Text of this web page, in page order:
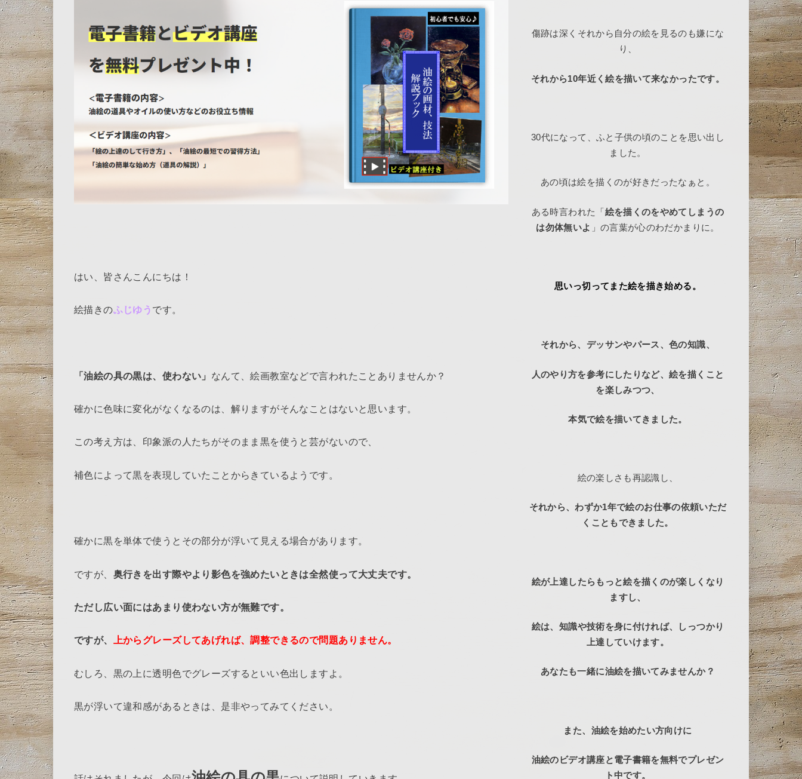
はい、皆さんこんにちは！
絵描きのふじゆう です。
「油絵の具の黒は、使わない」 なんて、絵画教室などで言われたことありませんか？
確かに色味に変化がなくなるのは、解りますがそんなことはないと思います。
この考え方は、印象派の人たちがそのまま黒を使うと芸がないので、
補色によって黒を表現していたことからきているようです。
確かに黒を単体で使うとその部分が浮いて見える場合があります。
ですが、 奥行きを出す際やより影色を強めたいときは全然使って大丈夫です。
ただし広い面にはあまり使わない方が無難です。
ですが、 上からグレーズしてあげれば、調整できるので問題ありません。
むしろ、黒の上に透明色でグレーズするといい色出しますよ。
黒が浮いて違和感があるときは、是非やってみてください。
傷跡は深くそれから自分の絵を見るのも嫌にな
り、
それから10年近く絵を描いて来なかったです。
30代になって、ふと子供の頃のことを思い出し
ました。
あの頃は絵を描くのが好きだったなぁと。
ある時言われた「絵を描くのをやめてしまうの
は勿体無いよ 」の言葉が心のわだかまりに。
思いっ切ってまた絵を描き始める。
それから、デッサンやパース、色の知識、
人のやり方を参考にしたりなど、絵を描くこと
を楽しみつつ、
本気で絵を描いてきました。
絵の楽しさも再認識し、
それから、わずか1年で絵のお仕事の依頼いただ
くこともできました。
絵が上達したらもっと絵を描くのが楽しくなり
ますし、
絵は、知識や技術を身に付ければ、しっつかり
上達していけます。
あなたも一緒に油絵を描いてみませんか？
また、油絵を始めたい方向けに
油絵のビデオ講座と電子書籍を無料でプレゼン
ト中です。